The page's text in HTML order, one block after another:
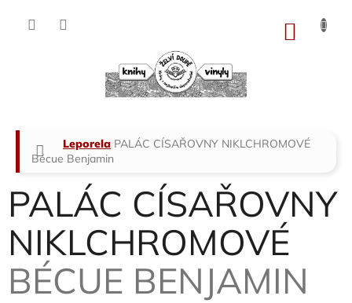
Domů
Leporela PALÁC CÍSAŘOVNY NIKLCHROMOVÉ
Bécue Benjamin
PALÁC CÍSAŘOVNY
NIKLCHROMOVÉ
BÉCUE BENJAMIN